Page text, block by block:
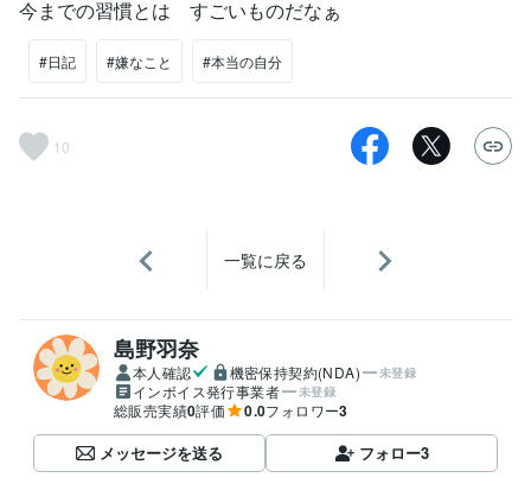
今までの習慣とは すごいものだなぁ
#日記 #嫌なこと #本当の自分
10
一覧に戻る
島野羽奈
本人確認 機密保持契約(NDA) 未登録
インボイス発行事業者 未登録
総販売実績0評価 0.0フォロワー3
メッセージを送る フォロー3